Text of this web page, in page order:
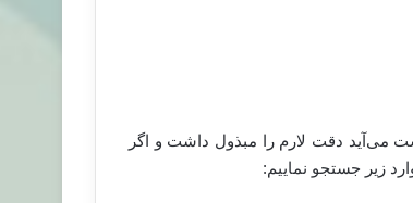
می‌آید دقت لارم را مبذول داشت و اگر
زیر جستجو نماییم: